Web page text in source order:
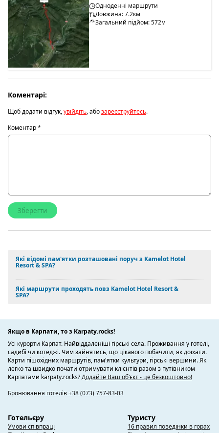
Одноденні маршрути
Довжина: 7.2км
Загальний підйом: 572м
Коментарі:
Щоб додати відгук,увійдіть, абозареєструйтесь.
Коментар*
Які відомі пам'ятки розташовані поруч з Kamelot Hotel
Resort & SPA?
Які маршрути проходять повз Kamelot Hotel Resort &
SPA?
Якщо в Карпати, то з Karpaty.rocks!
Усі курорти Карпат. Найвіддаленіші гірські села. Проживання у готелі,
садибі чи котеджі. Чим зайнятись, що цікавого побачити, як доїхати.
Карти пішохідних маршрутів, пам'ятки культури, гірські вершини. Як
легко та швидко почати отримувати клієнтів разом з путівником
Карпатами karpaty.rocks?Додайте Ваш об'єкт - це безкоштовно!
Бронювання готелів +38 (073) 757-83-03
Готельєру
Умови співпраці
Туристу
16 правил поведінки в горах